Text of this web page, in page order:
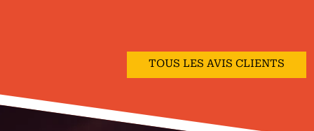
TOUS LES AVIS CLIENTS